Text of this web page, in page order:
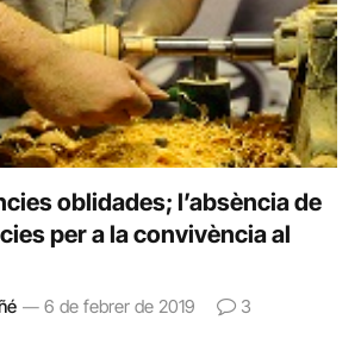
oblidades; l’absència de
per a la convivència al
6 de febrer de 2019 3